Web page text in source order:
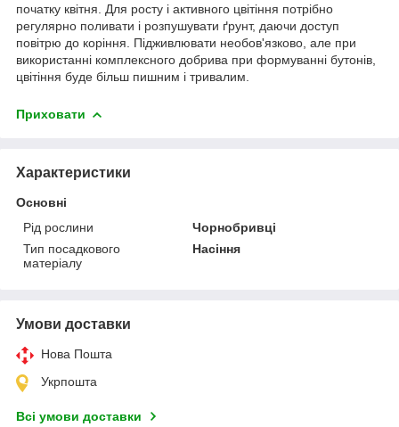
початку квітня. Для росту і активного цвітіння потрібно
регулярно поливати і розпушувати ґрунт, даючи доступ
повітрю до коріння. Підживлювати необов'язково, але при
використанні комплексного добрива при формуванні бутонів,
цвітіння буде більш пишним і тривалим.
Приховати
Характеристики
Основні
Рід рослини
Чорнобривці
Тип посадкового
матеріалу
Насіння
Умови доставки
Нова Пошта
Укрпошта
Всі умови доставки